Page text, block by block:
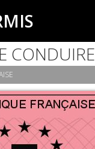
CONDUIRE